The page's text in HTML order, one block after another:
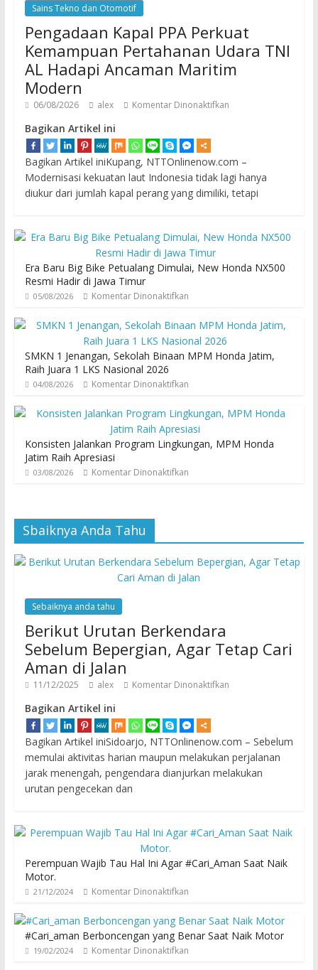
Sains Tekno dan Otomotif
Pengadaan Kapal PPA Perkuat
Kemampuan Pertahanan Udara TNI
AL Hadapi Ancaman Maritim
Modern
06/08/2026 alex Komentar Dinonaktifkan
Bagikan Artikel ini
Bagikan Artikel iniKupang, NTTOnlinenow.com –
Modernisasi kekuatan laut Indonesia tidak lagi hanya
diukur dari jumlah kapal perang yang dimiliki, tetapi
Era Baru Big Bike Petualang Dimulai, New Honda NX500
Resmi Hadir di Jawa Timur
05/08/2026 Komentar Dinonaktifkan
SMKN 1 Jenangan, Sekolah Binaan MPM Honda Jatim,
Raih Juara 1 LKS Nasional 2026
04/08/2026 Komentar Dinonaktifkan
Konsisten Jalankan Program Lingkungan, MPM Honda
Jatim Raih Apresiasi
03/08/2026 Komentar Dinonaktifkan
Sbaiknya Anda Tahu
Sebaiknya anda tahu
Berikut Urutan Berkendara
Sebelum Bepergian, Agar Tetap Cari
Aman di Jalan
11/12/2025 alex Komentar Dinonaktifkan
Bagikan Artikel ini
Bagikan Artikel iniSidoarjo, NTTOnlinenow.com – Sebelum
memulai aktivitas harian maupun melakukan perjalanan
jarak menengah, pengendara dianjurkan melakukan
urutan pengecekan dan
Perempuan Wajib Tau Hal Ini Agar #Cari_Aman Saat Naik
Motor.
21/12/2024 Komentar Dinonaktifkan
#Cari_aman Berboncengan yang Benar Saat Naik Motor
19/02/2024 Komentar Dinonaktifkan